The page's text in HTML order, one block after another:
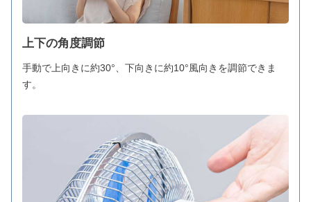
上下の角度調節
手動で上向きに約30°、下向きに約10°風向きを調節できま
す。